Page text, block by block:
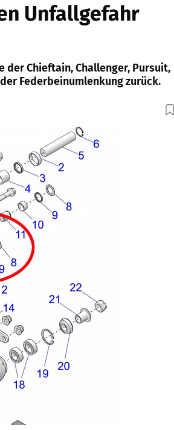
Unfallgefahr
der Chieftain, Challenger, Pursuit,
Federbeinumlenkung zurück.